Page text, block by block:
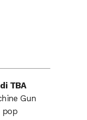
TBA
Gun
pop